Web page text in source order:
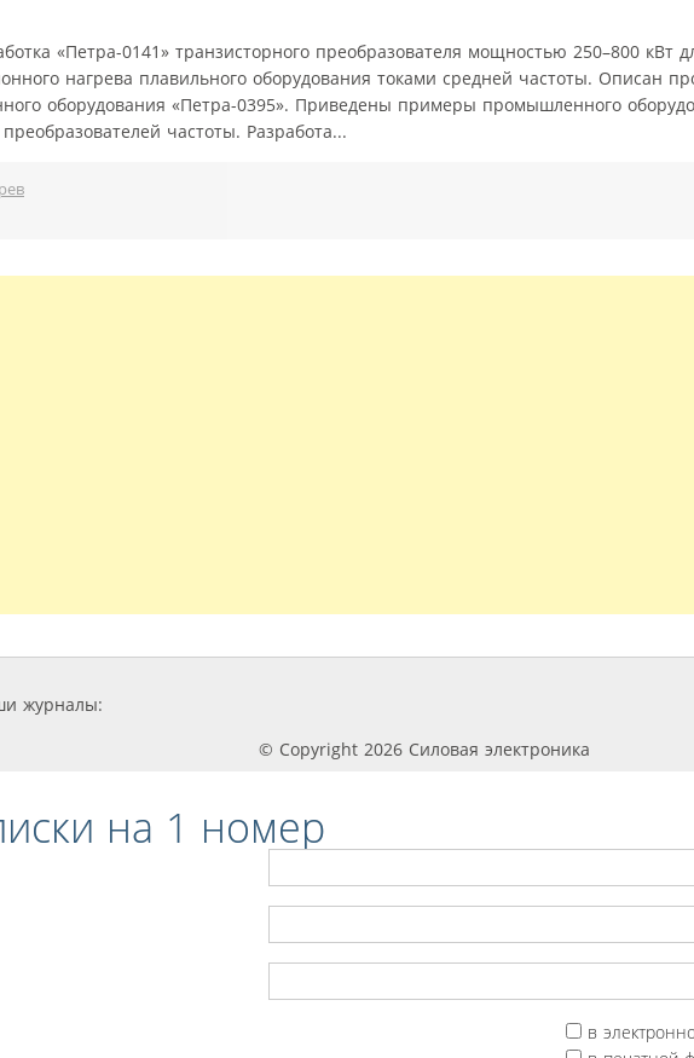
«Петра-0141» транзисторного преобразователя мощностью 250–800 кВт
нагрева плавильного оборудования токами средней частоты. Описан
оборудования «Петра-0395». Приведены примеры промышленного
частоты. Разработа...
журналы:
© Copyright 2026 Силовая электроника
на 1 номер
в